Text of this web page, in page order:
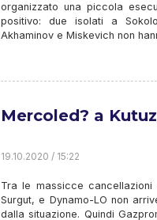
organizzato una piccola
positivo: due isolati a
Akhaminov e Miskevich non
Mercoled? a
19.10.2020 / 15:22
Tra le massicce
Surgut, e Dynamo-LO non
dalla situazione. Quindi